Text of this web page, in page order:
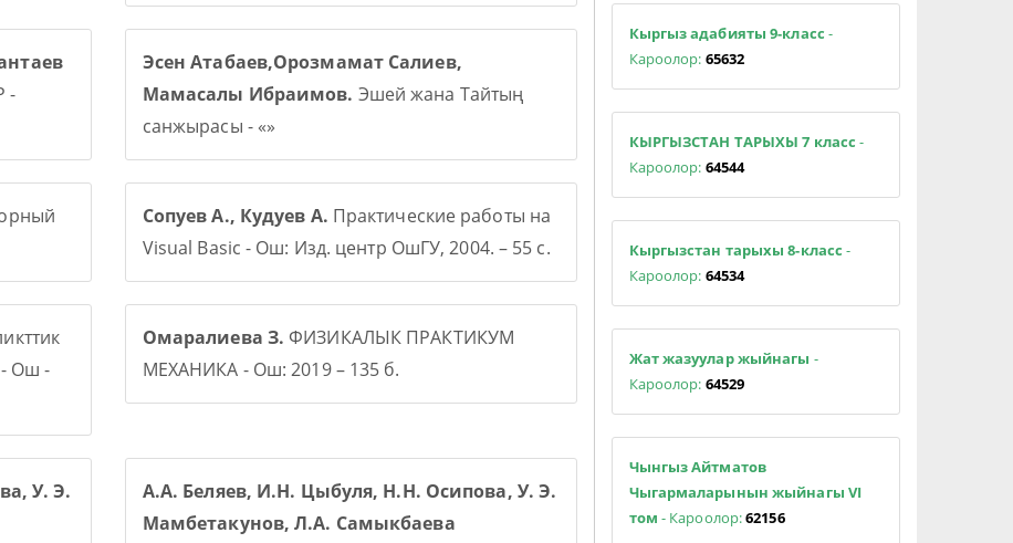
-
Эсен Атабаев,Орозмамат Салиев,
Мамасалы Ибраимов. Эшей жана Тайтың
санжырасы - «»
Сопуев А., Кудуев А. Практические работы на
Visual Basic - Ош: Изд. центр ОшГУ, 2004. – 55 с.
- Ош -
Омаралиева З. ФИЗИКАЛЫК ПРАКТИКУМ
МЕХАНИКА - Ош: 2019 – 135 б.
У. Э.
А.А. Беляев, И.Н. Цыбуля, Н.Н. Осипова, У. Э.
Мамбетакунов, Л.А. Самыкбаева
Кыргыз адабияты 9-класс -
Кароолор: 65632
КЫРГЫЗСТАН ТАРЫХЫ 7 класс -
Кароолор: 64544
Кыргызстан тарыхы 8-класс -
Кароолор: 64534
Жат жазуулар жыйнагы -
Кароолор: 64529
Чынгыз Айтматов
Чыгармаларынын жыйнагы VI
том - Кароолор:62156